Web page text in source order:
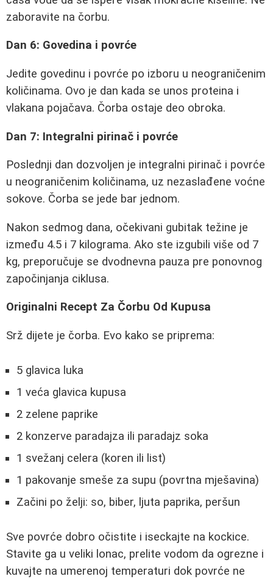
zaboravite na čorbu.
Dan 6: Govedina i povrće
Jedite govedinu i povrće po izboru u neograničenim
količinama. Ovo je dan kada se unos proteina i
vlakana pojačava. Čorba ostaje deo obroka.
Dan 7: Integralni pirinač i povrće
Poslednji dan dozvoljen je integralni pirinač i povrće
u neograničenim količinama, uz nezaslađene voćne
sokove. Čorba se jede bar jednom.
Nakon sedmog dana, očekivani gubitak težine je
između 4.5 i 7 kilograma. Ako ste izgubili više od 7
kg, preporučuje se dvodnevna pauza pre ponovnog
započinjanja ciklusa.
Originalni Recept Za Čorbu Od Kupusa
Srž dijete je čorba. Evo kako se priprema:
5 glavica luka
1 veća glavica kupusa
2 zelene paprike
2 konzerve paradajza ili paradajz soka
1 svežanj celera (koren ili list)
1 pakovanje smeše za supu (povrtna mješavina)
Začini po želji: so, biber, ljuta paprika, peršun
Sve povrće dobro očistite i iseckajte na kockice.
Stavite ga u veliki lonac, prelite vodom da ogrezne i
kuvajte na umerenoj temperaturi dok povrće ne